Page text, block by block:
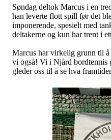
Søndag deltok Marcus i en
han leverte flott spill før det
imponerende, spesielt med
deltakerne og kun har trent i
Marcus har virkelig grunn til
vi også! Vi i Njård bordtennis
gleder oss til å se hva